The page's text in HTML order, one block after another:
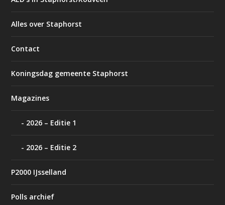
Alles over Staphorst
Contact
Koningsdag gemeente Staphorst
Magazines
2026 – Editie 1
2026 – Editie 2
P2000 IJsselland
Polls archief